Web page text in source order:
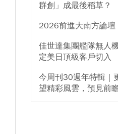
群創」成最後稻草？
2026前進大南方論壇
佳世達集團艦隊無人
定美日頂級客戶切入
今周刊30週年特輯｜
望精彩風雲，預見前